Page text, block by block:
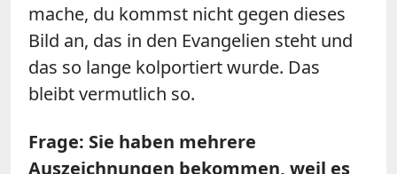
mache, du kommst nicht gegen dieses
Bild an, das in den Evangelien steht und
das so lange kolportiert wurde. Das
bleibt vermutlich so.
Frage: Sie haben mehrere
Auszeichnungen bekommen, weil es